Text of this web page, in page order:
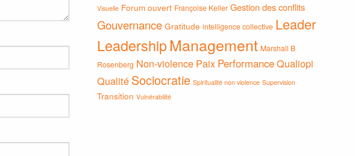
Visuelle Forum ouvert Françoise Keller Gestion des conflits
Gouvernance Gratitude intelligence collective Leader
LeadershipManagement Marshall B
Rosenberg Non-violence Paix PerformanceQualiopi
Qualité Sociocratie Spiritualité non violence Supervision
Transition Vulnérabilité